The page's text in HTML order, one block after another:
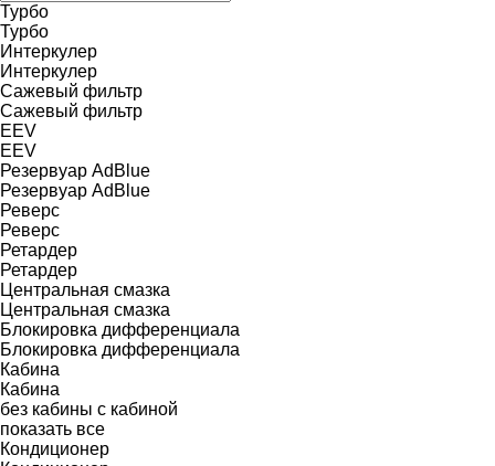
Турбо
Турбо
Интеркулер
Интеркулер
Сажевый фильтр
Сажевый фильтр
EEV
EEV
Резервуар AdBlue
Резервуар AdBlue
Реверс
Реверс
Ретардер
Ретардер
Центральная смазка
Центральная смазка
Блокировка дифференциала
Блокировка дифференциала
Кабина
Кабина
без кабины с кабиной
показать все
Кондиционер